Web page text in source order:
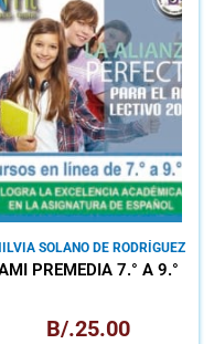
SOLANO DE RODRÍGUEZ
PREMEDIA 7.° A 9.°
B/.25.00